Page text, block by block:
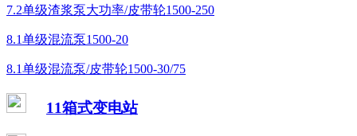
7.2单级渣浆泵大功率/皮带轮1500-250
8.1单级混流泵1500-20
8.1单级混流泵/皮带轮1500-30/75
11箱式变电站